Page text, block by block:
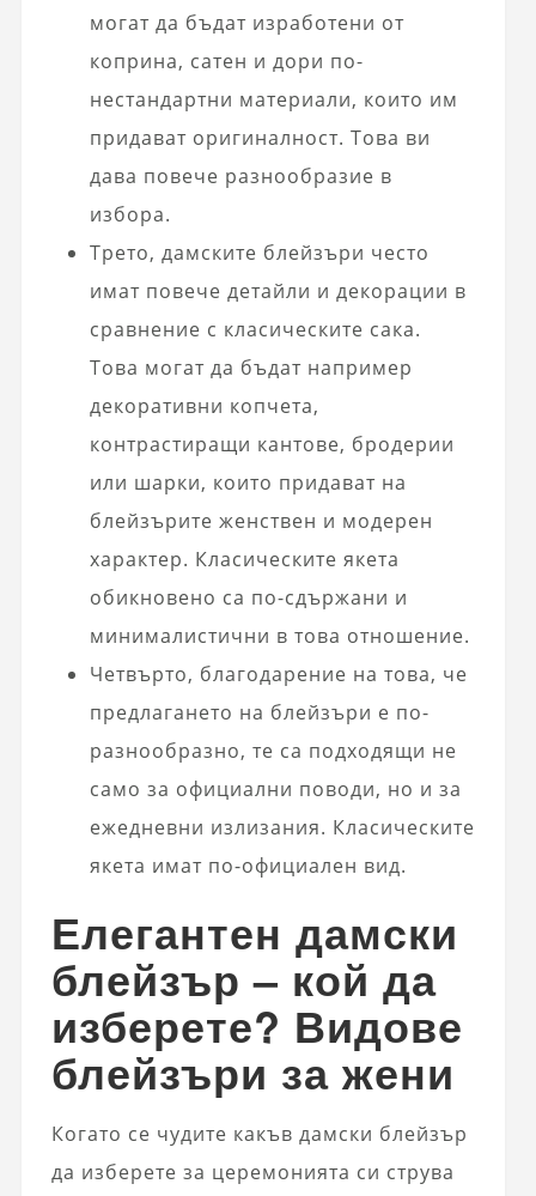
могат да бъдат изработени от
коприна, сатен и дори по-
нестандартни материали, които им
придават оригиналност. Това ви
дава повече разнообразие в
избора.
Трето, дамските блейзъри често
имат повече детайли и декорации в
сравнение с класическите сака.
Това могат да бъдат например
декоративни копчета,
контрастиращи кантове, бродерии
или шарки, които придават на
блейзърите женствен и модерен
характер. Класическите якета
обикновено са по-сдържани и
минималистични в това отношение.
Четвърто, благодарение на това, че
предлагането на блейзъри е по-
разнообразно, те са подходящи не
само за официални поводи, но и за
ежедневни излизания. Класическите
якета имат по-официален вид.
Елегантен дамски
блейзър – кой да
изберете? Видове
блейзъри за жени
Когато се чудите какъв дамски блейзър
да изберете за церемонията си струва